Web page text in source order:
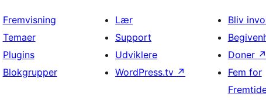
Fremvisning
Temaer
Plugins
Blokgrupper
Lær
Support
Udviklere
WordPress.tv ↗
Bliv
Doner ↗
Fem for